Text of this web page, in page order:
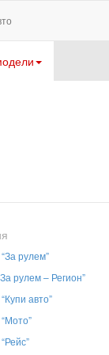
рулем”
рулем – Регион”
авто”